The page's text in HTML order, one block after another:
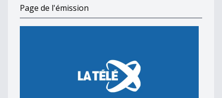
Page de l'émission